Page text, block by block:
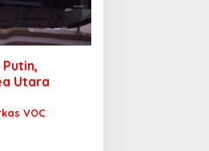
Utara
VOC